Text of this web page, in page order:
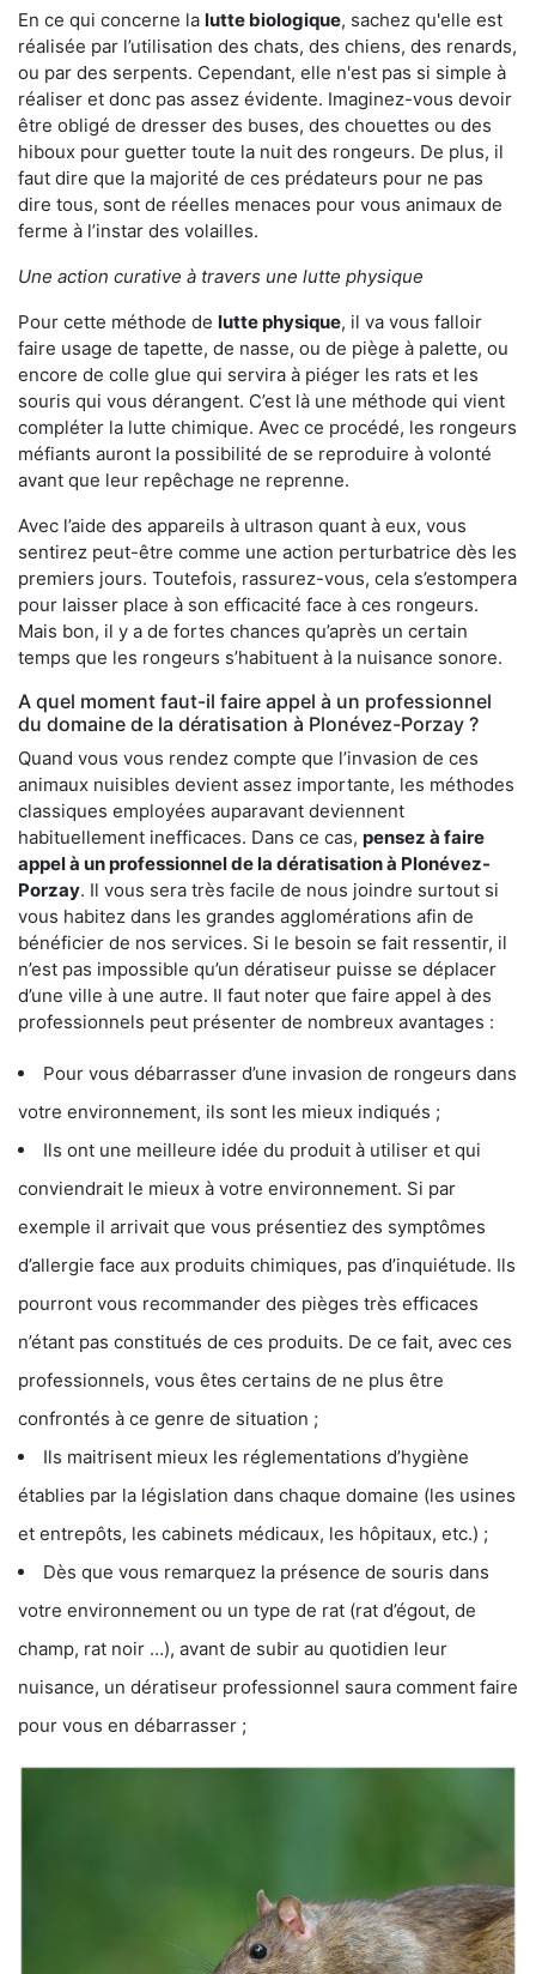
En ce qui concerne la lutte biologique, sachez qu'elle est
réalisée par l’utilisation des chats, des chiens, des renards,
ou par des serpents. Cependant, elle n'est pas si simple à
réaliser et donc pas assez évidente. Imaginez-vous devoir
être obligé de dresser des buses, des chouettes ou des
hiboux pour guetter toute la nuit des rongeurs. De plus, il
faut dire que la majorité de ces prédateurs pour ne pas
dire tous, sont de réelles menaces pour vous animaux de
ferme à l’instar des volailles.
Une action curative à travers une lutte physique
Pour cette méthode de lutte physique, il va vous falloir
faire usage de tapette, de nasse, ou de piège à palette, ou
encore de colle glue qui servira à piéger les rats et les
souris qui vous dérangent. C’est là une méthode qui vient
compléter la lutte chimique. Avec ce procédé, les rongeurs
méfiants auront la possibilité de se reproduire à volonté
avant que leur repêchage ne reprenne.
Avec l’aide des appareils à ultrason quant à eux, vous
sentirez peut-être comme une action perturbatrice dès les
premiers jours. Toutefois, rassurez-vous, cela s’estompera
pour laisser place à son efficacité face à ces rongeurs.
Mais bon, il y a de fortes chances qu’après un certain
temps que les rongeurs s’habituent à la nuisance sonore.
A quel moment faut-il faire appel à un professionnel
du domaine de la dératisation à Plonévez-Porzay ?
Quand vous vous rendez compte que l’invasion de ces
animaux nuisibles devient assez importante, les méthodes
classiques employées auparavant deviennent
habituellement inefficaces. Dans ce cas, pensez à faire
appel à un professionnel de la dératisation à Plonévez-
Porzay. Il vous sera très facile de nous joindre surtout si
vous habitez dans les grandes agglomérations afin de
bénéficier de nos services. Si le besoin se fait ressentir, il
n’est pas impossible qu’un dératiseur puisse se déplacer
d’une ville à une autre. Il faut noter que faire appel à des
professionnels peut présenter de nombreux avantages :
Pour vous débarrasser d’une invasion de rongeurs dans
votre environnement, ils sont les mieux indiqués ;
Ils ont une meilleure idée du produit à utiliser et qui
conviendrait le mieux à votre environnement. Si par
exemple il arrivait que vous présentiez des symptômes
d’allergie face aux produits chimiques, pas d’inquiétude. Ils
pourront vous recommander des pièges très efficaces
n’étant pas constitués de ces produits. De ce fait, avec ces
professionnels, vous êtes certains de ne plus être
confrontés à ce genre de situation ;
Ils maitrisent mieux les réglementations d’hygiène
établies par la législation dans chaque domaine (les usines
et entrepôts, les cabinets médicaux, les hôpitaux, etc.) ;
Dès que vous remarquez la présence de souris dans
votre environnement ou un type de rat (rat d’égout, de
champ, rat noir …), avant de subir au quotidien leur
nuisance, un dératiseur professionnel saura comment faire
pour vous en débarrasser ;